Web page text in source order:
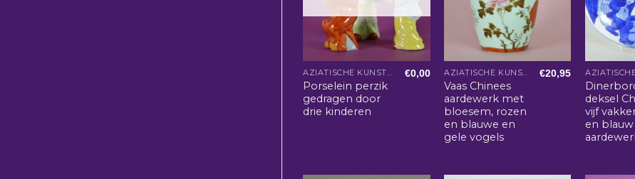
AZIATISCHE KUNST EN WOONACCESSOIRES
Porselein perzik
gedragen door
drie kinderen
€0,00 AZIATISCHE KUNST EN WOONACCESSOIRES
Vaas Chinees
aardewerk met
bloesem, rozen
en blauwe en
gele vogels
€20,95
deksel
vijf
en blauw